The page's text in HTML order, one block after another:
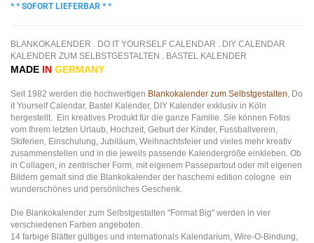
* * SOFORT LIEFERBAR * *
BLANKOKALENDER . DO IT YOURSELF CALENDAR . DIY CALENDAR
KALENDER ZUM SELBSTGESTALTEN . BASTEL KALENDER
MADE IN GERMANY
Seit 1982 werden die hochwertigen Blankokalender zum Selbstgestalten, Do
it Yourself Calendar, Bastel Kalender, DIY Kalender exklusiv in Köln
hergestellt. Ein kreatives Produkt für die ganze Familie. Sie können Fotos
vom Ihrem letzten Urlaub, Hochzeit, Geburt der Kinder, Fussballverein,
Skiferien, Einschulung, Jubiläum, Weihnachtsfeier und vieles mehr kreativ
zusammenstellen und in die jeweils passende Kalendergröße einkleben. Ob
in Collagen, in zentrischer Form, mit eigenem Passepartout oder mit eigenen
Bildern gemalt sind die Blankokalender der haschemi edition cologne ein
wunderschönes und persönliches Geschenk.
Die Blankokalender zum Selbstgestalten "Format Big" werden in vier
verschiedenen Farben angeboten.
14 farbige Blätter gültiges und internationals Kalendarium, Wire-O-Bindung,